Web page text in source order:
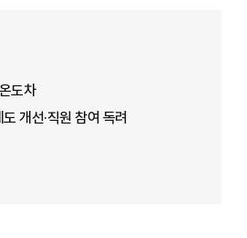
도차
개선·직원 참여 독려